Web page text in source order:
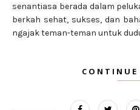
senantiasa berada dalam
berkah sehat, sukses, dan
ngajak teman-teman untuk
CONTINUE